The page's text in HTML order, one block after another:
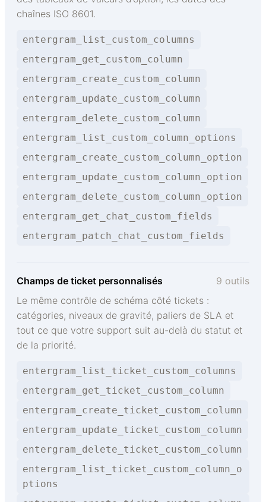
chaînes ISO 8601.
entergram_list_custom_columns
entergram_get_custom_column
entergram_create_custom_column
entergram_update_custom_column
entergram_delete_custom_column
entergram_list_custom_column_options
entergram_create_custom_column_option
entergram_update_custom_column_option
entergram_delete_custom_column_option
entergram_get_chat_custom_fields
entergram_patch_chat_custom_fields
Champs de ticket personnalisés
9 outils
Le même contrôle de schéma côté tickets :
catégories, niveaux de gravité, paliers de SLA et
tout ce que votre support suit au-delà du statut et
de la priorité.
entergram_list_ticket_custom_columns
entergram_get_ticket_custom_column
entergram_create_ticket_custom_column
entergram_update_ticket_custom_column
entergram_delete_ticket_custom_column
entergram_list_ticket_custom_column_o
ptions